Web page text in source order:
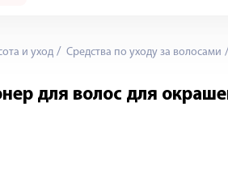
и уход Средства по уходу за волосами
для волос для